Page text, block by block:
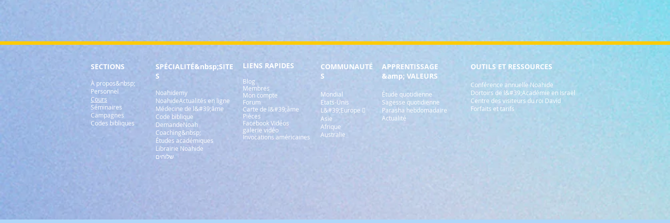
SECTIONS
À propos&nbsp;
Personnel
Cours
Séminaires
Campagnes
Codes bibliques
SPÉCIALITÉ&nbsp;SITE
S
Noahidemy
NoahideActualités en ligne
Médecine de l&#39;âme
Code biblique
DemandeNoah
Coaching&nbsp;
Études académiques
Librairie Noahide
שלוחים
LIENS RAPIDES
Blog
Membres
Mon compte
Forum
Carte de l&#39;âme
Pièces
Facebook Vidéos
galerie vidéo
Invocations américaines
COMMUNAUTÉ
S
Mondial
Etats-Unis
L&#39;Europe 
Asie
Afrique
Australie
APPRENTISSAGE
&amp; VALEURS
Étude quotidienne
Sagesse quotidienne
Parasha hebdomadaire
Actualité
OUTILS ET RESSOURCES
Conférence annuelle Noahide
Dortoirs de l&#39;Académie en Israël
Centre des visiteurs du roi David
Forfaits et tarifs